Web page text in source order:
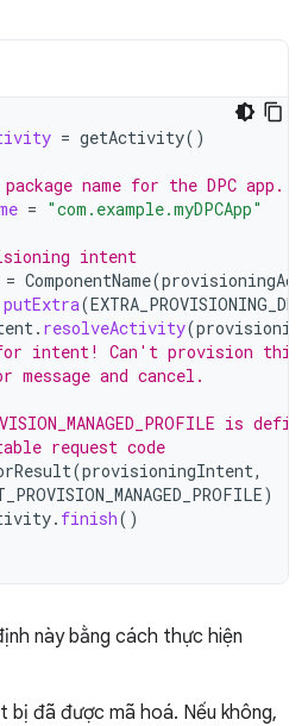
= getActivity()
name for the DPC app.
= "com.example.myDPCApp"
intent
= ComponentName(
putExtra(
. resolveActivity(
intent! Can't provision this
message and cancel.
is
request code
(provisioningIntent,
)
. finish()
này bằng cách thực hiện
bị đã được mã hoá. Nếu không,